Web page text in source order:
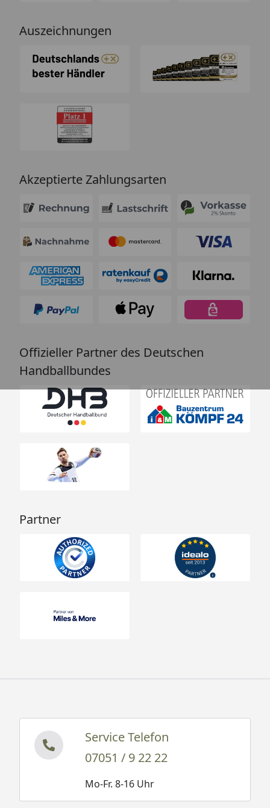
Auszeichnungen
Akzeptierte Zahlungsarten
Offizieller Partner des Deutschen
Handballbundes
Partner
Service Telefon
07051 / 9 22 22
Mo-Fr. 8-16 Uhr